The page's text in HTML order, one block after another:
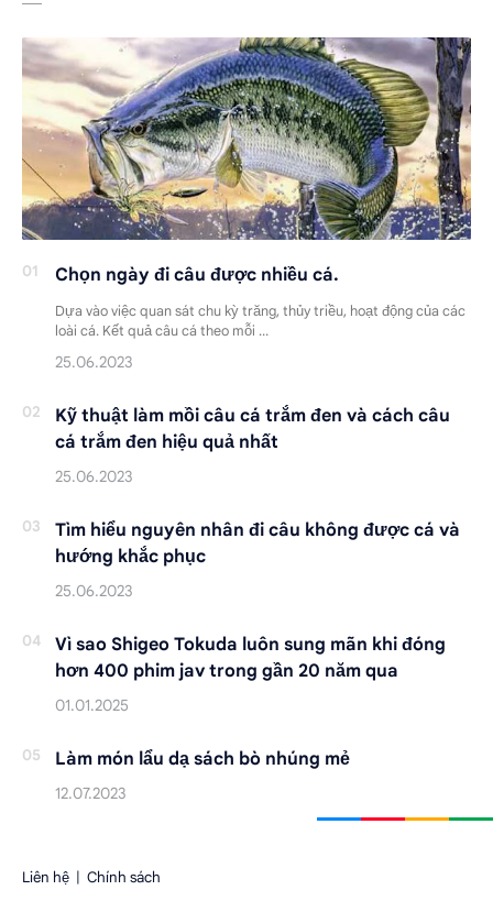
Chọn ngày đi câu được nhiều cá.
Dựa vào việc quan sát chu kỳ trăng, thủy triều, hoạt động của các
loài cá. Kết quả câu cá theo mỗi …
Kỹ thuật làm mồi câu cá trắm đen và cách câu
cá trắm đen hiệu quả nhất
Tìm hiểu nguyên nhân đi câu không được cá và
hướng khắc phục
Vì sao Shigeo Tokuda luôn sung mãn khi đóng
hơn 400 phim jav trong gần 20 năm qua
Làm món lẩu dạ sách bò nhúng mẻ
Liên hệ | Chính sách